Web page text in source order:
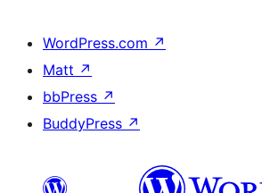
WordPress.com ↗
Matt ↗
bbPress ↗
BuddyPress ↗